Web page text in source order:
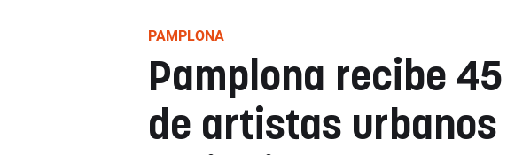
PAMPLONA
Pamplona recibe
de artistas urbanos